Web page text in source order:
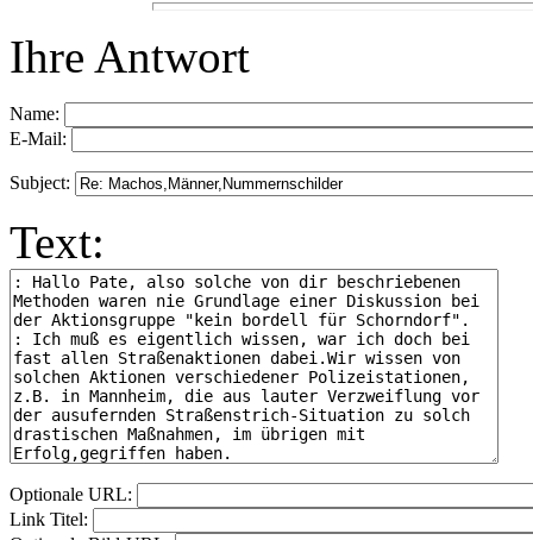
Ihre Antwort
Name:
E-Mail:
Subject:
Text:
Optionale URL:
Link Titel: